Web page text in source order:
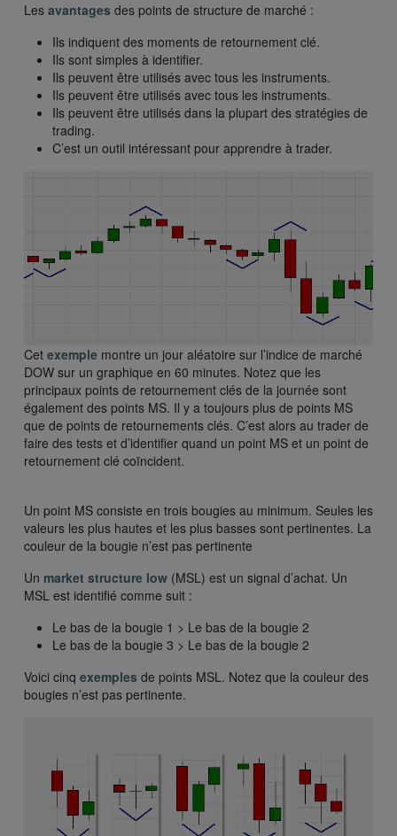
Les avantages des points de structure de marché :
Ils indiquent des moments de retournement clé.
Ils sont simples à identifier.
Ils peuvent être utilisés avec tous les instruments.
Ils peuvent être utilisés avec tous les instruments.
Ils peuvent être utilisés dans la plupart des stratégies de
trading.
C’est un outil intéressant pour apprendre à trader.
Cet exemple montre un jour aléatoire sur l’indice de marché
DOW sur un graphique en 60 minutes. Notez que les
principaux points de retournement clés de la journée sont
également des points MS. Il y a toujours plus de points MS
que de points de retournements clés. C’est alors au trader de
faire des tests et d’identifier quand un point MS et un point de
retournement clé coïncident.
Un point MS consiste en trois bougies au minimum. Seules les
valeurs les plus hautes et les plus basses sont pertinentes. La
couleur de la bougie n’est pas pertinente
Un market structure low (MSL) est un signal d’achat. Un
MSL est identifié comme suit :
Le bas de la bougie 1 > Le bas de la bougie 2
Le bas de la bougie 3 > Le bas de la bougie 2
Voici cinq exemples de points MSL. Notez que la couleur des
bougies n’est pas pertinente.